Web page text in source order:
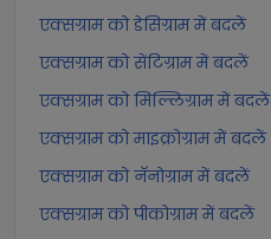
एक्सग्राम को डेसिग्राम में बदलें
एक्सग्राम को सेंटिग्राम में बदलें
एक्सग्राम को मिल्लिग्राम में बदलें
एक्सग्राम को माइक्रोग्राम में बदलें
एक्सग्राम को नॅनोग्राम में बदलें
एक्सग्राम को पीकोग्राम में बदलें